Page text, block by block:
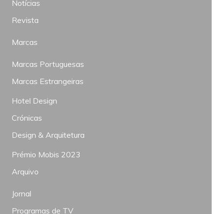
Notícias
Revista
Marcas
Marcas Portuguesas
Marcas Estrangeiras
Hotel Design
Crónicas
Design & Arquitetura
Prémio Mobis 2023
Arquivo
Jornal
Programas de TV